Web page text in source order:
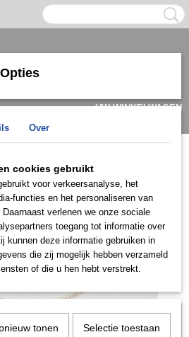
UW WINKELWAGEN
(0)
Goud/ witgoud >
dat het product onlangs in de zaak is
nemen wij contact met u op.
Over
cookies gebruikt
voor verkeersanalyse, het
functies en het personaliseren van
verlenen we onze sociale
toegang tot informatie over
kunnen deze informatie gebruiken in
die zij mogelijk hebben verzameld
of die u hen hebt verstrekt.
tonen Selectie toestaan